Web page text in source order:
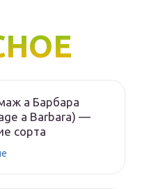
а Барбара
a Barbara) —
сорта